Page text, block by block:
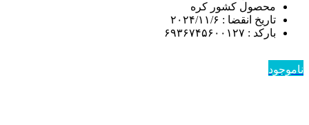
محصول کشور کره
تاریخ انقضا : ۲۰۲۴/۱۱/۶
بارکد : ۶۹۳۶۷۴۵۶۰۰۱۲۷
ناموجود